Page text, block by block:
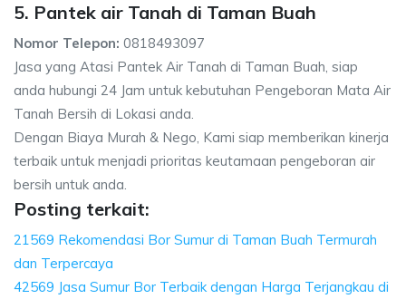
5. Pantek air Tanah di Taman Buah
Nomor Telepon: 0818493097
Jasa yang Atasi Pantek Air Tanah di Taman Buah, siap
anda hubungi 24 Jam untuk kebutuhan Pengeboran Mata Air
Tanah Bersih di Lokasi anda.
Dengan Biaya Murah & Nego, Kami siap memberikan kinerja
terbaik untuk menjadi prioritas keutamaan pengeboran air
bersih untuk anda.
Posting terkait:
21569 Rekomendasi Bor Sumur di Taman Buah Termurah
dan Terpercaya
42569 Jasa Sumur Bor Terbaik dengan Harga Terjangkau di